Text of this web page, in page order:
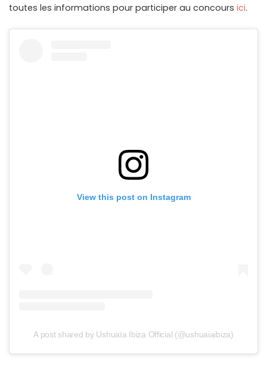
toutes les informations pour participer au concours ici.
View this post on Instagram
A post shared by Ushuaïa Ibiza Official (@ushuaiaibiza)